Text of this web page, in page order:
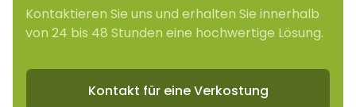
Kontaktieren Sie uns und erhalten Sie innerhalb
von 24 bis 48 Stunden eine hochwertige Lösung.
Kontakt für eine Verkostung